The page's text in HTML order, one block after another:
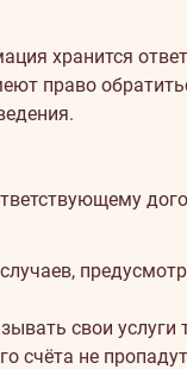
хранится
право
свои
счёта не